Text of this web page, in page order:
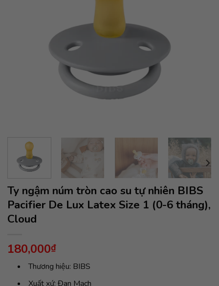
Ty ngậm núm tròn cao su tự nhiên BIBS
Pacifier De Lux Latex Size 1 (0-6 tháng),
Cloud
180,000₫
Thương hiệu: BIBS
Xuất xứ: Đan Mạch